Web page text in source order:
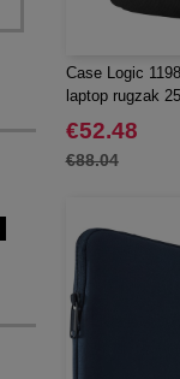
Case Logic
laptop rugzak
€52.48
€88.04